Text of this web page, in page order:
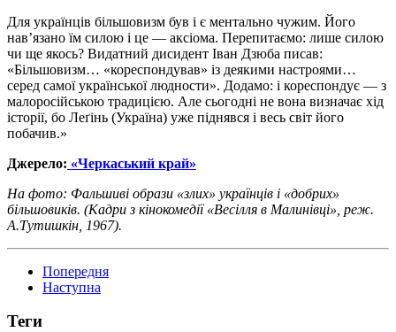
Для українців більшовизм був і є ментально чужим. Його
нав’язано їм силою і це — аксіома. Перепитаємо: лише силою
чи ще якось? Видатний дисидент Іван Дзюба писав:
«Більшовизм… «кореспондував» із деякими настроями…
серед самої української людности». Додамо: і кореспондує — з
малоросійською традицією. Але сьогодні не вона визначає хід
історії, бо Леґінь (Україна) уже піднявся і весь світ його
побачив.»
Джерело: «Черкаський край»
На фото: Фальшиві образи «злих» українців і «добрих»
більшовиків. (Кадри з кінокомедії «Весілля в Малинівці», реж.
А.Тутишкін, 1967).
Попередня
Наступна
Теги